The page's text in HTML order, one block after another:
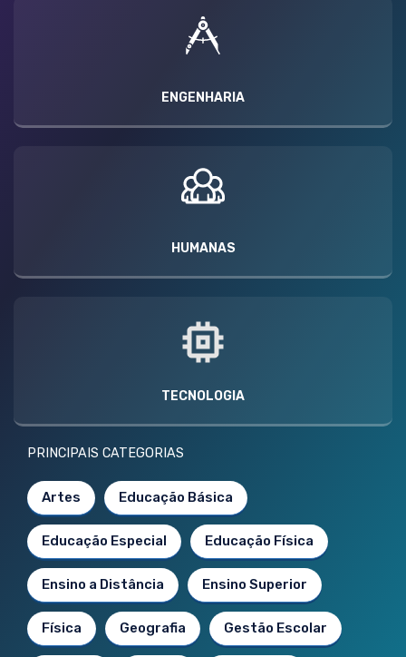
ENGENHARIA
HUMANAS
TECNOLOGIA
PRINCIPAIS CATEGORIAS
Artes Educação Básica
Educação Especial Educação Física
Ensino a Distância Ensino Superior
Física Geografia Gestão Escolar